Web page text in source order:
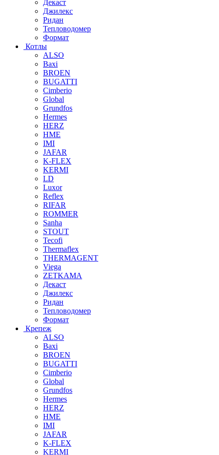
Декаст
Джилекс
Ридан
Тепловодомер
Формат
Котлы
ALSO
Baxi
BROEN
BUGATTI
Cimberio
Global
Grundfos
Hermes
HERZ
HME
IMI
JAFAR
K-FLEX
KERMI
LD
Luxor
Reflex
RIFAR
ROMMER
Sanha
STOUT
Tecofi
Thermaflex
THERMAGENT
Viega
ZETKAMA
Декаст
Джилекс
Ридан
Тепловодомер
Формат
Крепеж
ALSO
Baxi
BROEN
BUGATTI
Cimberio
Global
Grundfos
Hermes
HERZ
HME
IMI
JAFAR
K-FLEX
KERMI